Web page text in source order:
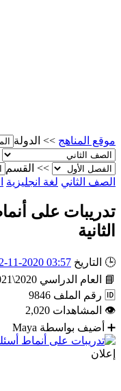
موقع المناهج >> الدولة
>>
القسم
الصف الثاني لغة انجليزية
تدريبات على
الثانية
🕒 التاريخ 03:57 2020-11-22
📘
العام الدراسي 2020\2021
🆔 رقم الملف 9846
👁
المشاهدات 2,020
➕
أضيف بواسطة Maya
إعلان